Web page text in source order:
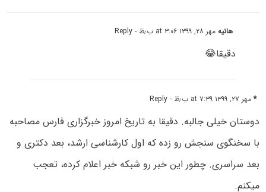
هانیهمهر ۲۸, ۱۳۹۹ at ۳:۰۶ ب٫ظ - Reply
دقیقا😂
*مهر ۲۷, ۱۳۹۹ at ۷:۳۹ ب٫ظ - Reply
دوستان خیلی جالبه. دقیقا به تاریخ امروز خبرگزاری فارس مصاحبه
با سخنگوی سنجش رو زده که اول کارشناسی ارشد، بعد دکتری و
بعد سراسری. چطور این خبر رو شبکه خبر اعلام کرده، تعجب
میکنم.